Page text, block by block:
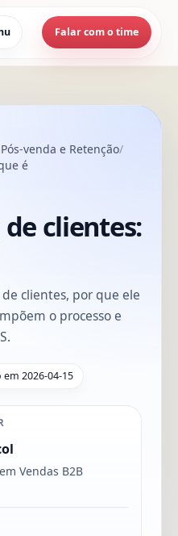
Falar com o time
venda e Retenção
é
clientes:
clientes, por que ele
o processo e
em 2026-04-15
Vendas B2B